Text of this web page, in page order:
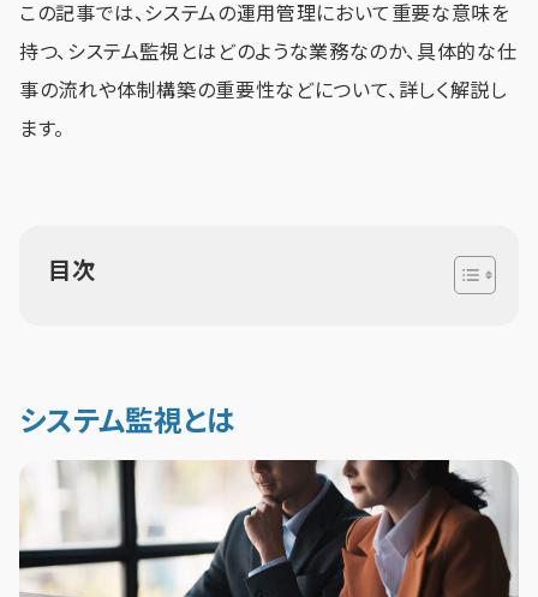
この記事では、システムの運用管理において重要な意味を
持つ、システム監視とはどのような業務なのか、具体的な仕
事の流れや体制構築の重要性などについて、詳しく解説し
ます。
目次
システム監視とは